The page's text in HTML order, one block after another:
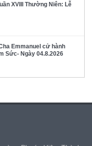
XVIII Thường Niên: Lễ
Emmanuel cử hành
Sức- Ngày 04.8.2026